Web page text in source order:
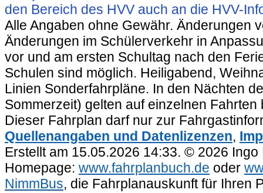
den Bereich des HVV auch an die HVV-
Alle Angaben ohne Gewähr. Änderungen
Änderungen im Schülerverkehr in
vor und am ersten Schultag nach den
Schulen sind möglich. Heiligabend,
Linien Sonderfahrpläne. In den Nächten
Sommerzeit) gelten auf einzelnen
Dieser Fahrplan darf nur zur
Quellenangaben und Datenlizenzen,
Erstellt am 15.05.2026 14:33. © 2026
Homepage: www.fahrplanbuch.de oder
NimmBus, die Fahrplanauskunft für Ihren